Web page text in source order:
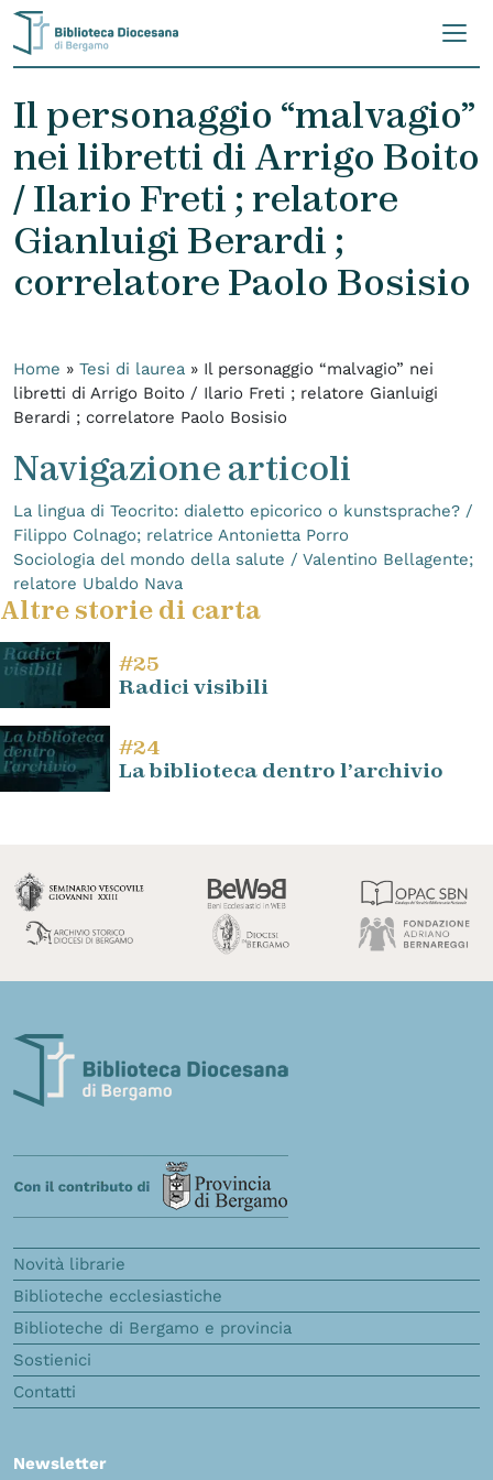
Skip to content
Il personaggio “malvagio”
nei libretti di Arrigo Boito
/ Ilario Freti ; relatore
Gianluigi Berardi ;
correlatore Paolo Bosisio
Home » Tesi di laurea » Il personaggio “malvagio” nei
libretti di Arrigo Boito / Ilario Freti ; relatore Gianluigi
Berardi ; correlatore Paolo Bosisio
Navigazione articoli
La lingua di Teocrito: dialetto epicorico o kunstsprache? /
Filippo Colnago; relatrice Antonietta Porro
Sociologia del mondo della salute / Valentino Bellagente;
relatore Ubaldo Nava
Altre storie di carta
#25
Radici visibili
#24
La biblioteca dentro l’archivio
Novità librarie
Biblioteche ecclesiastiche
Biblioteche di Bergamo e provincia
Sostienici
Contatti
Newsletter